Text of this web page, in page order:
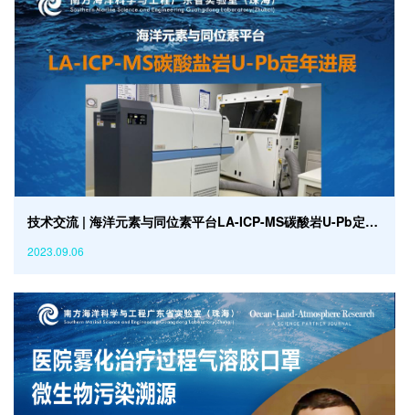
技术交流 | 海洋元素与同位素平台LA-ICP-MS碳酸岩U-Pb定年进展
2023.09.06